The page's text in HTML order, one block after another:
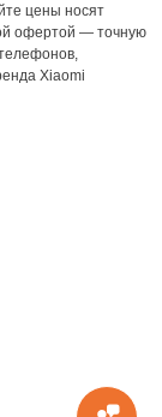
цены носят
офертой — точную
Xiaomi